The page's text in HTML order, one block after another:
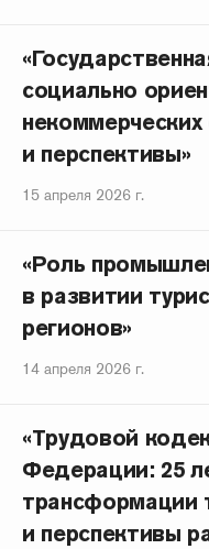
социально
и перспективы»
15 апреля 2026 г.
«Роль
в развитии
регионов»
14 апреля 2026 г.
«Трудовой
Федерации: 25
трансформации
и перспективы